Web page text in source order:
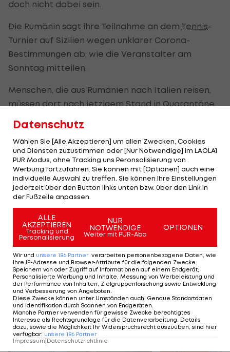
doch nicht dabei sein.
Die Rumänin sagt ihre Teilnahme an dem Tennis-
Turnier auf Sizilien wegen unklarer Corona-
Bestimmungen ab, wie die Veranstalter am
Sonntag mitteilen.
Menschen, die aus Rumänien nach Italien reisen,
müssen dort nach jetzigem Stand in Quarantäne.
versichert, dass dies nicht für Arbeiter und damit
auch nicht für sie gelte.
Dennoch sagte die 28-jährige Halep für das erste
Turnier seit der Corona-Pause Mitte März ab. Die
Veranstaltung beginnt am Montag, den 3. August.
Der legendäre Durchmarsch des FC
Wacker Tirol I #Zwarakonferenz History
Zwarakonferenz
Am Stammtisch
Stammtisch
Mehr zum Thema
Datenschutz
Wählen Sie [Alle Akzeptieren] um allen Zwecken, Cookies
und Diensten zuzustimmen oder [Nur Notwendige] im LAOLA1
PUR Modus, ohne Tracking uns Peronsalisierung von
Werbung fortzufahren. Sie können mit [Optionen] auch eine
individuelle Auswahl zu treffen. Sie können Ihre Einstellungen
jederzeit über den Button links unten bzw. über den Link in
der Fußzeile anpassen.
ALLE
AKZEPTIEREN
Tracking und
Personalisierung
NUR
NOTWENDIGE
Weiter mit PUR-Abo
OPTIONEN
Wir und unsere 186 Partner verarbeiten personenbezogene Daten, wie
Ihre IP-Adresse und Browser-Attribute für die folgenden Zwecke:
Speichern von oder Zugriff auf Informationen auf einem Endgerät;
Personalisierte Werbung und Inhalte, Messung von Werbeleistung und
der Performance von Inhalten, Zielgruppenforschung sowie Entwicklung
und Verbesserung von Angeboten
Diese Zwecke können unter Umständen auch: Genaue Standortdaten
und Identifikation durch Scannen von Endgeräten
Manche Partner verwenden für gewisse Zwecke berechtigtes
Interesse als Rechtsgrundlage für die Datenverarbeitung. Details
dazu, sowie die Möglichkeit Ihr Widerspruchsrecht auszuüben, sind hier
verfügbar: unsere 186 Partner
Impressum|Datenschutzrichtlinie